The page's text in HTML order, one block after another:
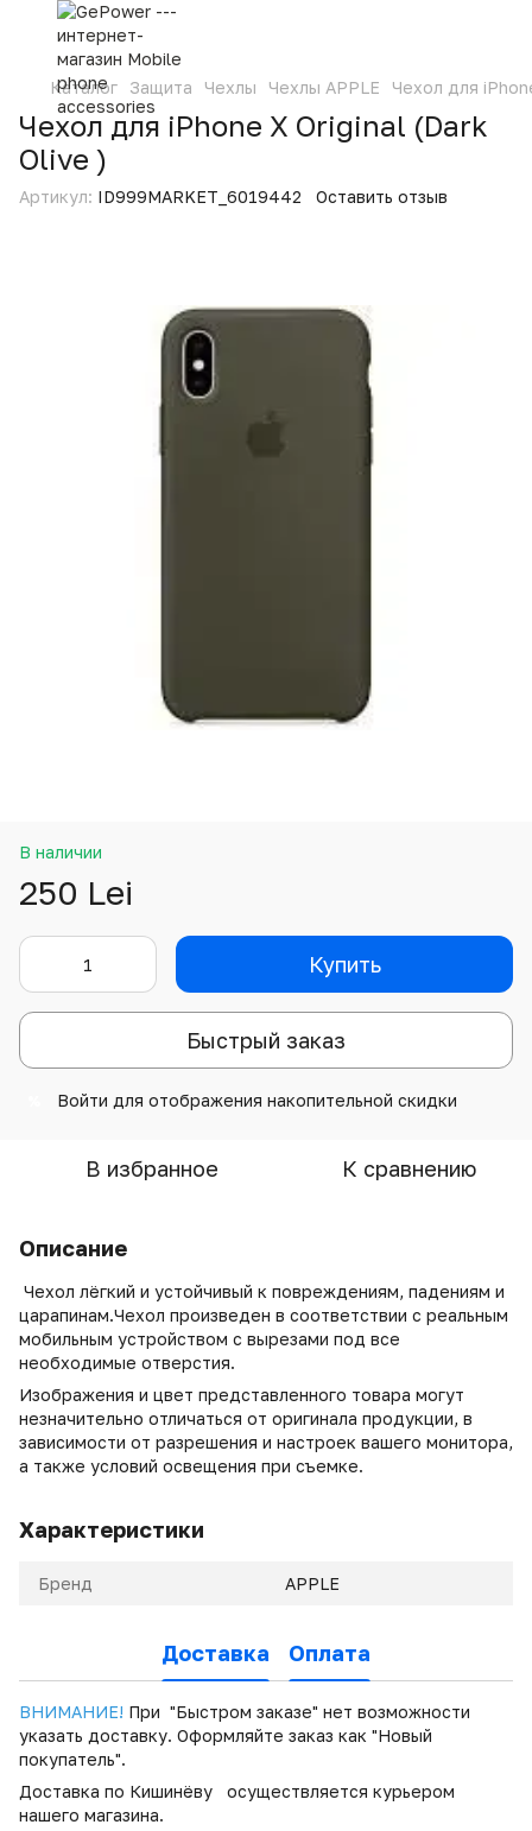
Каталог Защита Чехлы Чехлы APPLE Чехол для
Чехол для iPhone X Original (Dark
Olive )
Артикул: ID999MARKET_6019442 Оставить отзыв
В наличии
250 Lei
Купить
Быстрый заказ
Войти для отображения накопительной скидки
В избранное К сравнению
Описание
Чехол лёгкий и устойчивый к повреждениям, падениям и
царапинам.Чехол произведен в соответствии с реальным
мобильным устройством с вырезами под все
необходимые отверстия.
Изображения и цвет представленного товара могут
незначительно отличаться от оригинала продукции, в
зависимости от разрешения и настроек вашего монитора,
а также условий освещения при съемке.
Характеристики
Бренд APPLE
Доставка Оплата
ВНИМАНИЕ! При "Быстром заказе" нет возможности
указать доставку. Оформляйте заказ как "Новый
покупатель".
Доставка по Кишинёву осуществляется курьером
нашего магазина.